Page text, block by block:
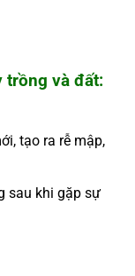
trồng và đất:
tạo ra rễ mập,
sau khi gặp sự